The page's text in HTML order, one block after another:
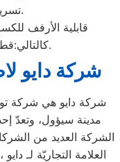
تسريب غاز الفريون أحيانا.
قابلية الأرفف
كالتالي:قطع غيار و تكلفة اصلاح عالية.
شركة دايو
شركة دايو هي شركة
مدينة سيؤول، وتعدّ
الشركة العديد من